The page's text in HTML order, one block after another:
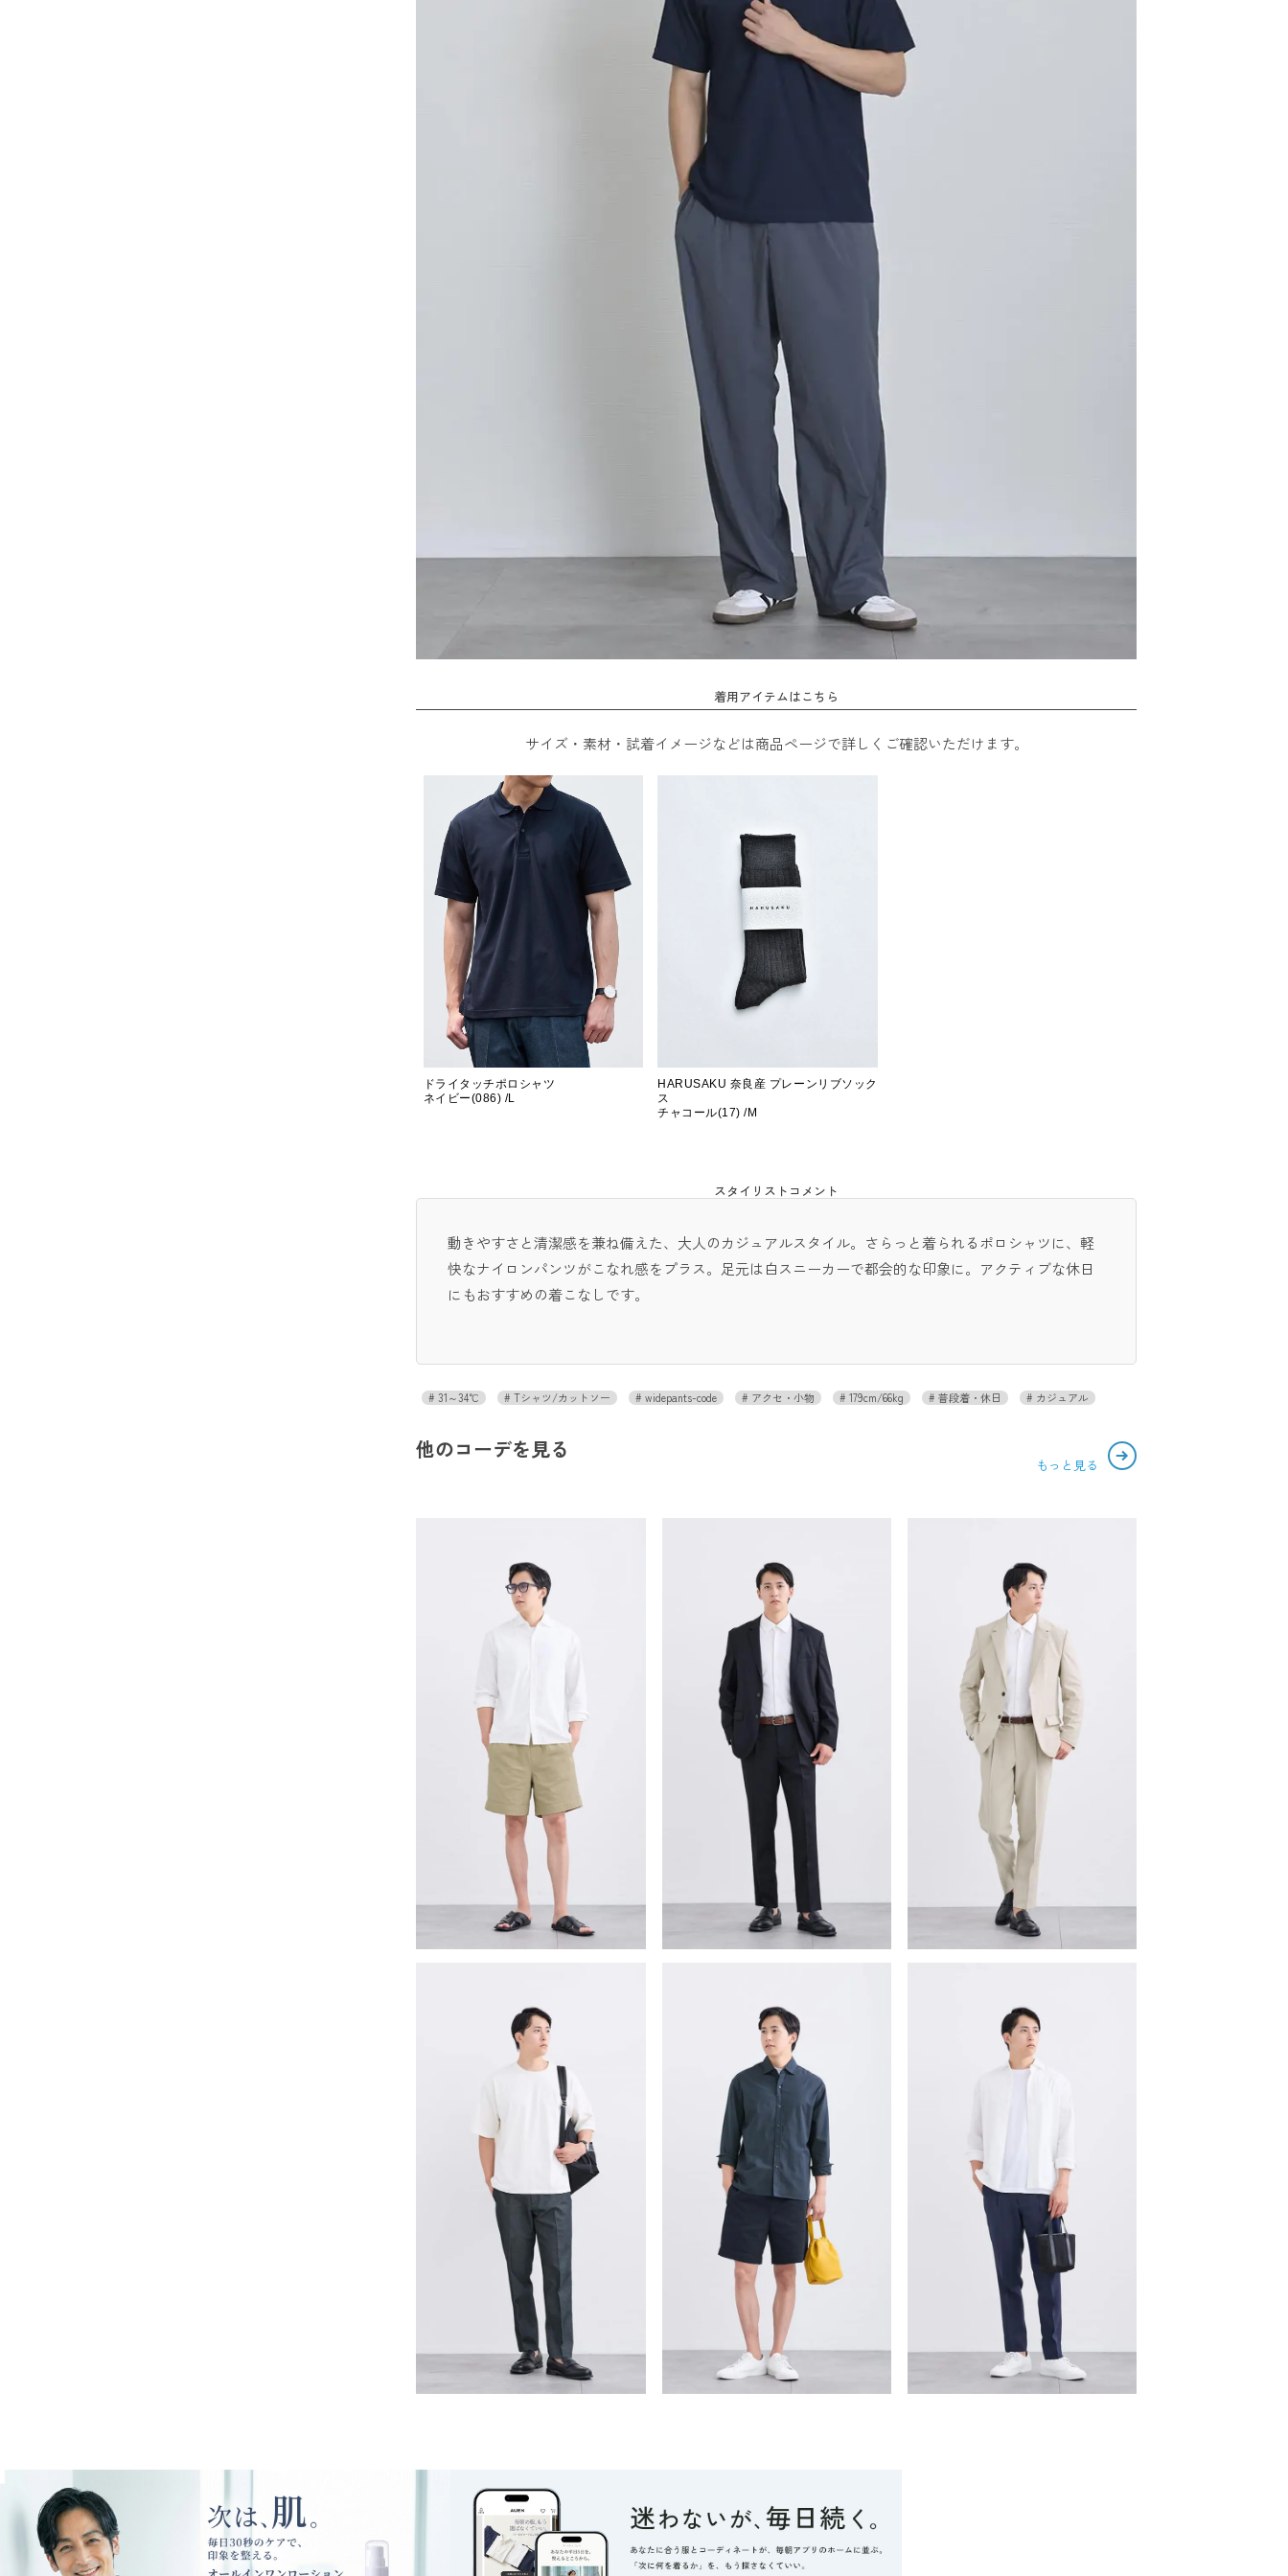
着用アイテムはこちら
サイズ・素材・試着イメージなどは商品ページで詳しくご確認いただけます。
ドライタッチポロシャツ
ネイビー(086) /L
HARUSAKU 奈良産 プレーンリブソック
ス
チャコール(17) /M
スタイリストコメント
動きやすさと清潔感を兼ね備えた、大人のカジュアルスタイル。さらっと着られるポロシャツに、軽
快なナイロンパンツがこなれ感をプラス。足元は白スニーカーで都会的な印象に。アクティブな休日
にもおすすめの着こなしです。
31～34℃ Tシャツ/カットソー widepants-code アクセ・小物 179cm/66kg 普段着・休日 カジュアル
他のコーデを見る
もっと見る